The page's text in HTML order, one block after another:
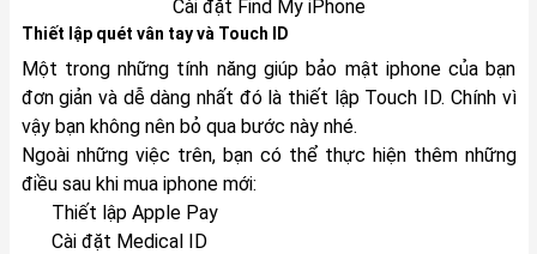
Cài đặt Find My iPhone
Thiết lập quét vân tay và Touch ID
Một trong những tính năng giúp bảo mật iphone của bạn
đơn giản và dễ dàng nhất đó là thiết lập Touch ID. Chính vì
vậy bạn không nên bỏ qua bước này nhé.
Ngoài những việc trên, bạn có thể thực hiện thêm những
điều sau khi mua iphone mới:
Thiết lập Apple Pay
Cài đặt Medical ID